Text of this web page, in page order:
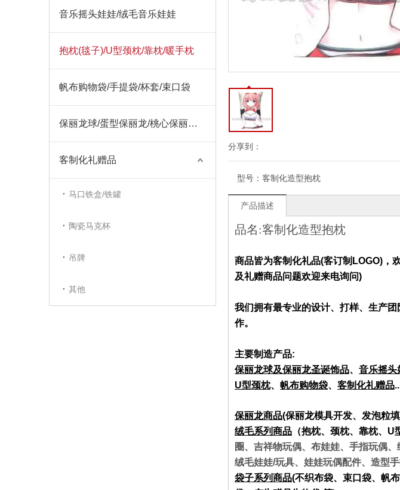
音乐摇头娃娃/绒毛音乐娃娃
抱枕(毯子)/U型颈枕/靠枕/暖手枕
帆布购物袋/手提袋/杯套/束口袋
保丽龙球/蛋型保丽龙/桃心保丽龙/圣诞饰品保丽龙
客制化礼赠品
马口铁盒/铁罐
陶瓷马克杯
吊牌
其他
分享到：
型号： 客制化造型抱枕
产品描述
品名:客制化造型抱枕
商品皆为客制化礼品(客订制LOGO)，
及礼赠商品问题欢迎来电询问)
我们拥有最专业的设计、打样、生产
作。
主要制造产品:
保丽龙球及保丽龙圣诞饰品、 音乐摇头
U型颈枕、 帆布购物袋、 客制化礼赠品
保丽龙商品(保丽龙模具开发、发泡粒
绒毛系列商品 （抱枕、颈枕、靠枕、U
圈、吉祥物玩偶、布娃娃、手指玩偶
绒毛娃娃/玩具、娃娃玩偶配件、造型手
袋子系列商品(不织布袋、束口袋、帆